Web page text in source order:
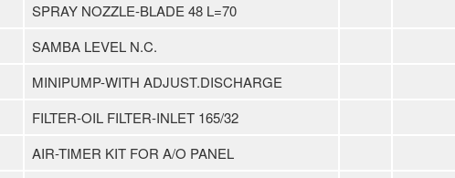
SPRAY NOZZLE-BLADE 48 L=70
SAMBA LEVEL N.C.
MINIPUMP-WITH ADJUST.DISCHARGE
FILTER-OIL FILTER-INLET 165/32
AIR-TIMER KIT FOR A/O PANEL